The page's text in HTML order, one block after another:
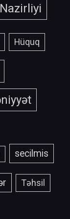
Hüquq
secilmis
Təhsil